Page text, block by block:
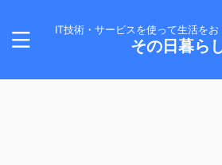
IT技術・サービスを使って生活をお
その日暮ら